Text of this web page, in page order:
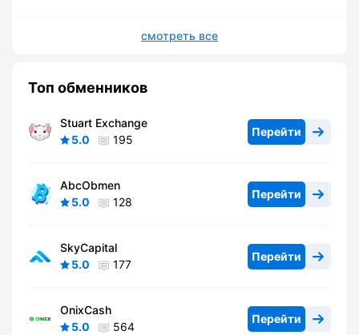
смотреть все
Топ обменников
Stuart Exchange
5.0
195
Перейти
AbcObmen
5.0
128
Перейти
SkyCapital
5.0
177
Перейти
OnixCash
5.0
564
Перейти